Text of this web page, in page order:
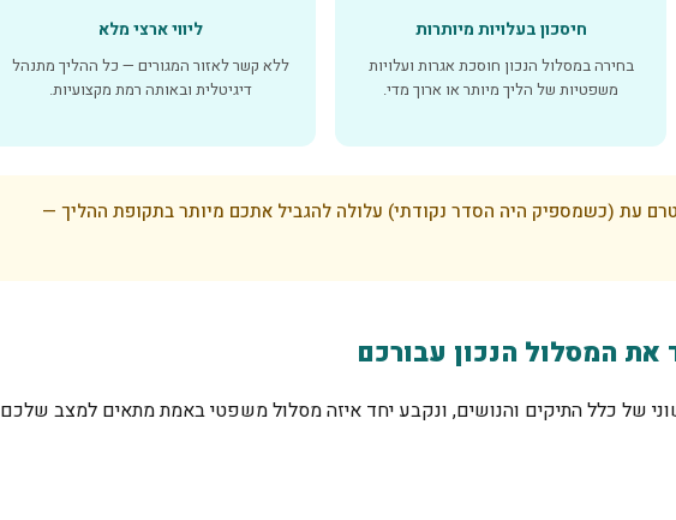
חיסכון בעלויות מיותרות
בחירה במסלול הנכון חוסכת אגרות ועלויות
משפטיות של הליך מיותר או ארוך מדי.
ליווי ארצי מלא
ללא קשר לאזור המגורים — כל ההליך מתנהל
דיגיטלית ובאותה רמת מקצועיות.
עת (כשמספיק היה הסדר נקודתי) עלולה להגביל אתכם מיותר בתקופת ההליך —
המסלול הנכון עבורכם
של כלל התיקים והנושים, ונקבע יחד איזה מסלול משפטי באמת מתאים למצב שלכם